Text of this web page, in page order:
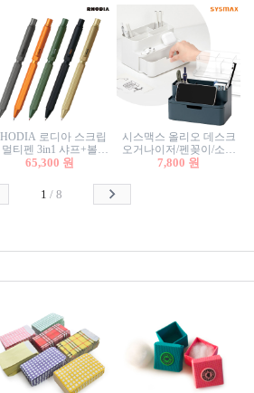
로디아 스크립
멀티펜 3in1 샤프+볼펜/
무광택 알루미늄 육각배
65,300 원
시스맥스 올리오 데스크
오거나이저/펜꽂이/소품
꽂이/소품함/정리함/수납
7,800 원
1 / 8